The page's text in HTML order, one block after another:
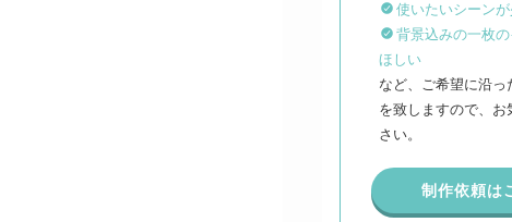
使いたいシーン
背景込みの一枚
ほしい
など、ご希望に沿
を致しますので、
さい。
制作依頼は